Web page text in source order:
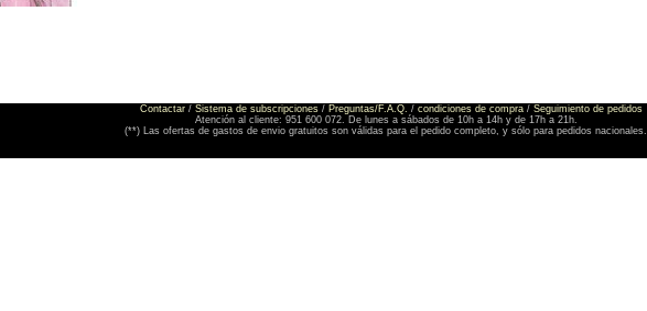
Contactar / Sistema de subscripciones / Preguntas/F.A.Q. / condiciones de compra / Seguimiento de pedidos
Atención al cliente: 951 600 072. De lunes a sábados de 10h a 14h y de 17h a 21h.
(**) Las ofertas de gastos de envio gratuitos son válidas para el pedido completo, y sólo para pedidos nacionales.